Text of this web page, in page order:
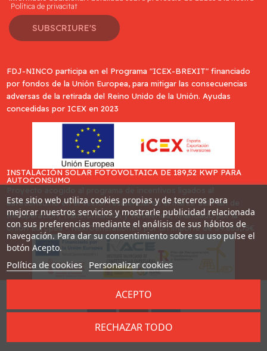
Política de privacitat
SUBSCRIURE'S
FDJ-NINCO participa en el Programa "ICEX-BREXIT" financiado
por fondos de la Unión Europea, para mitigar las consecuencias
adversas de la retirada del Reino Unido de la Unión. Ayudas
concedidas por ICEX en 2023
INSTALACIÓN SOLAR FOTOVOLTAICA DE 189,52 KWP PARA
AUTOCONSUMO
autoconsumo en el sector residencial en el marco del Plan de
Recuperación, Transformación y Resiliencia, financiado por la
Unión Europea - NextGenerationEU por un importe de 34.865,75€
Desarrollado por
Este sitio web utiliza cookies propias y de terceros para
mejorar nuestros servicios y mostrarle publicidad relacionada
con sus preferencias mediante el análisis de sus hábitos de
navegación. Para dar su consentimiento sobre su uso pulse el
botón Acepto.
Política de cookies Personalizar cookies
RECHAZAR TODO
ACEPTO